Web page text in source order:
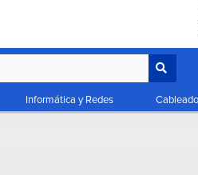
Informática y Redes Cableado